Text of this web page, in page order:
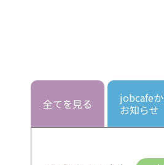
全てを見る
jobcafe
お知らせ